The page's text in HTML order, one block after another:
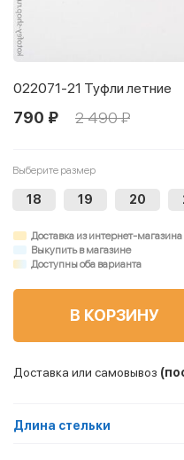
022071-21 Туфли летние
790 ₽ 2 490 ₽
Выберите размер
18 19 20
Доставка из интернет-магазина
Выкупить в магазине
Доступны оба варианта
В КОРЗИНУ
Доставка или самовывоз
Длина стельки